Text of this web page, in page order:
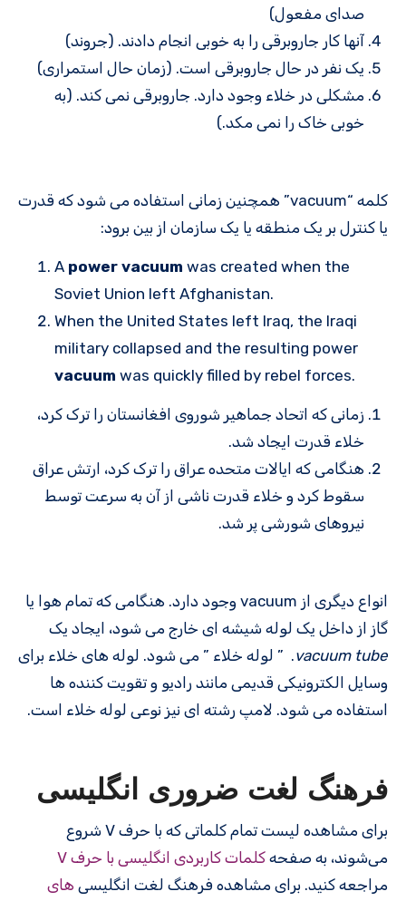
صدای مفعول)
آنها کار جاروبرقی را به خوبی انجام دادند. (جروند)
یک نفر در حال جاروبرقی است. (زمان حال استمراری)
مشکلی در خلاء وجود دارد. جاروبرقی نمی کند. (به
خوبی خاک را نمی مکد.)
کلمه “vacuum” همچنین زمانی استفاده می شود که قدرت
یا کنترل بر یک منطقه یا یک سازمان از بین برود:
A power vacuum was created when the
Soviet Union left Afghanistan.
When the United States left Iraq, the Iraqi
military collapsed and the resulting power
vacuum was quickly filled by rebel forces.
زمانی که اتحاد جماهیر شوروی افغانستان را ترک کرد،
خلاء قدرت ایجاد شد.
هنگامی که ایالات متحده عراق را ترک کرد، ارتش عراق
سقوط کرد و خلاء قدرت ناشی از آن به سرعت توسط
نیروهای شورشی پر شد.
انواع دیگری از vacuum وجود دارد. هنگامی که تمام هوا یا
گاز از داخل یک لوله شیشه ای خارج می شود، ایجاد یک
vacuum tube. ” لوله خلاء ” می شود. لوله های خلاء برای
وسایل الکترونیکی قدیمی مانند رادیو و تقویت کننده ها
استفاده می شود. لامپ رشته ای نیز نوعی لوله خلاء است.
فرهنگ لغت ضروری انگلیسی
برای مشاهده لیست تمام کلماتی که با حرف V شروع
می‌شوند، به صفحه کلمات کاربردی انگلیسی با حرف V
مراجعه کنید. برای مشاهده فرهنگ لغت انگلیسی های